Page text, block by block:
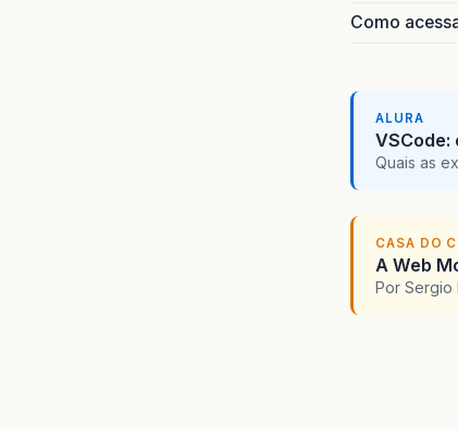
Como
ALURA
VSCode:
Quais as
CASA DO
A Web
Por